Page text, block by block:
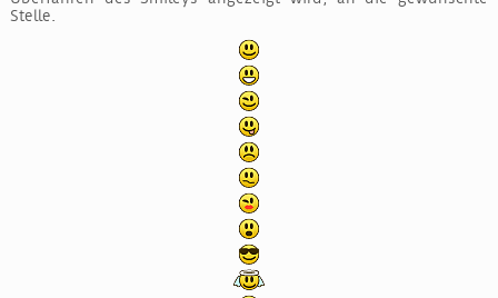
Stelle.